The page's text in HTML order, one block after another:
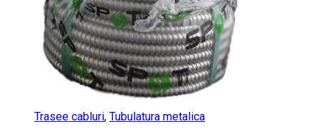
Trasee cabluri, Tubulatura metalica